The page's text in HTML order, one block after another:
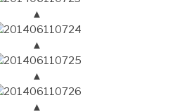
▲
▲
▲
▲